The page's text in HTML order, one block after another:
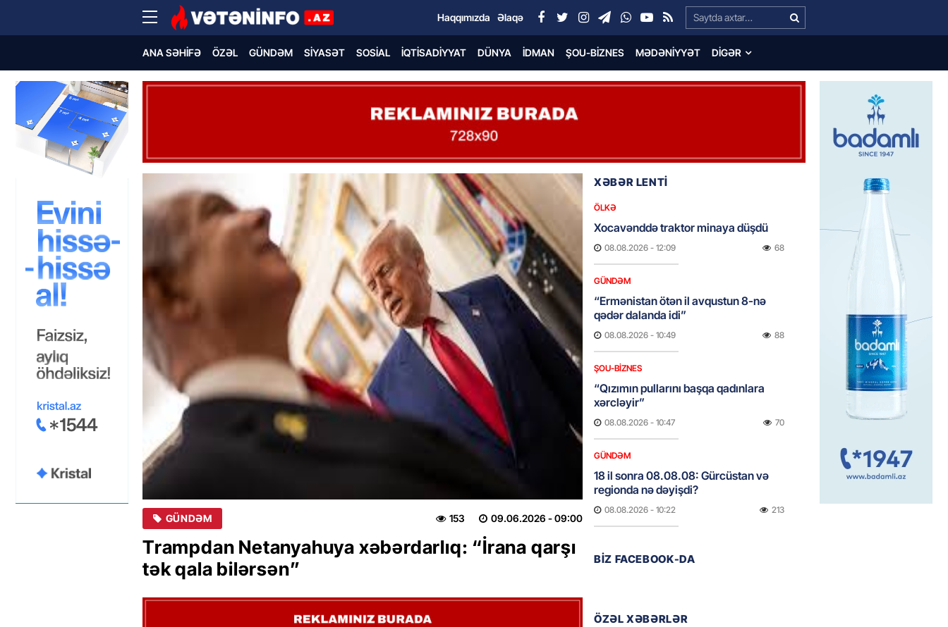
Search…
Haqqımızda Əlaqə
ANA SƏHIFƏ ÖZƏL GÜNDƏM SIYASƏT SOSIAL İQTISADIYYAT DÜNYA İDMAN ŞOU-BIZNES MƏDƏNIYYƏT DIGƏR
GÜNDƏM 09.06.2026 - 09:00
153
Trampdan Netanyahuya xəbərdarlıq: “İrana qarşı
tək qala bilərsən”
XƏBƏR LENTİ
ÖLKƏ
Xocavənddə traktor minaya düşdü
08.08.2026 - 12:09 68
GÜNDƏM
“Ermənistan ötən il avqustun 8-nə
qədər dalanda idi”
08.08.2026 - 10:49 88
ŞOU-BIZNES
“Qızımın pullarını başqa qadınlara
xərcləyir”
08.08.2026 - 10:47 70
GÜNDƏM
18 il sonra 08.08.08: Gürcüstan və
regionda nə dəyişdi?
08.08.2026 - 10:22 213
17 yaşlı qızın nişanında mediaya hücum
BIZ FACEBOOK-DA
ÖZƏL XƏBƏRLƏR